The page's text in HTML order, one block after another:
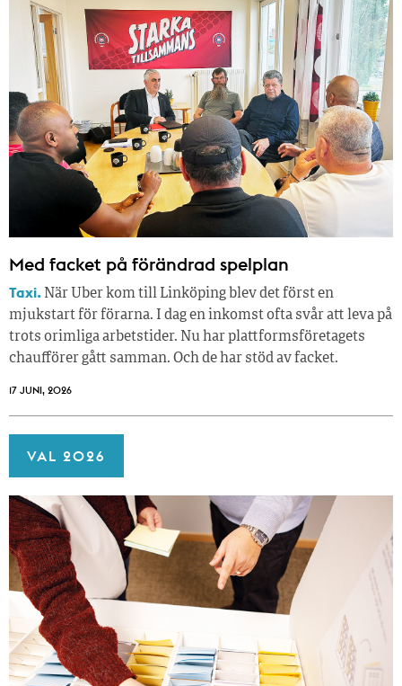
Med facket på förändrad spelplan
Taxi. När Uber kom till Linköping blev det först en
mjukstart för förarna. I dag en inkomst ofta svår att leva på
trots orimliga arbetstider. Nu har plattformsföretagets
chaufförer gått samman. Och de har stöd av facket.
17 JUNI, 2026
VAL 2026